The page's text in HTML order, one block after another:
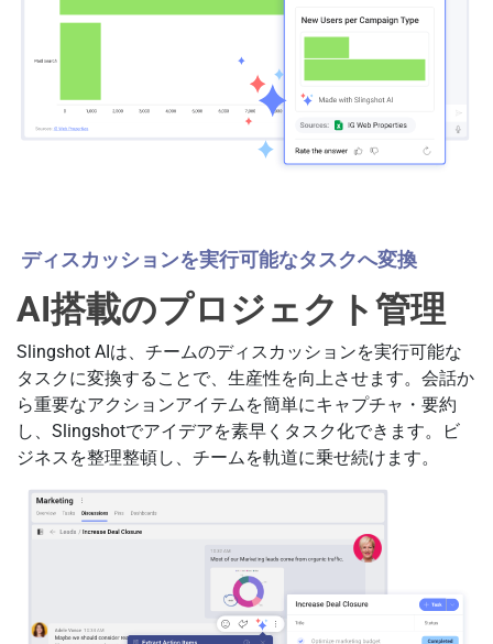
ディスカッションを実行可能なタスクへ変換
AI搭載のプロジェクト管理
Slingshot AIは、チームのディスカッションを実行可能な
タスクに変換することで、生産性を向上させます。会話か
ら重要なアクションアイテムを簡単にキャプチャ・要約
し、Slingshotでアイデアを素早くタスク化できます。ビ
ジネスを整理整頓し、チームを軌道に乗せ続けます。